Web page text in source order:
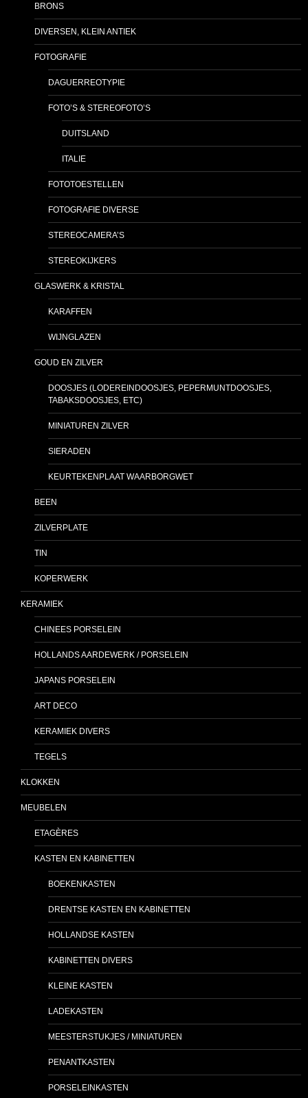
BRONS
DIVERSEN, KLEIN ANTIEK
FOTOGRAFIE
DAGUERREOTYPIE
FOTO’S & STEREOFOTO’S
DUITSLAND
ITALIE
FOTOTOESTELLEN
FOTOGRAFIE DIVERSE
STEREOCAMERA’S
STEREOKIJKERS
GLASWERK & KRISTAL
KARAFFEN
WIJNGLAZEN
GOUD EN ZILVER
DOOSJES (LODEREINDOOSJES, PEPERMUNTDOOSJES,
TABAKSDOOSJES, ETC)
MINIATUREN ZILVER
SIERADEN
KEURTEKENPLAAT WAARBORGWET
BEEN
ZILVERPLATE
TIN
KOPERWERK
KERAMIEK
CHINEES PORSELEIN
HOLLANDS AARDEWERK / PORSELEIN
JAPANS PORSELEIN
ART DECO
KERAMIEK DIVERS
TEGELS
KLOKKEN
MEUBELEN
ETAGÈRES
KASTEN EN KABINETTEN
BOEKENKASTEN
DRENTSE KASTEN EN KABINETTEN
HOLLANDSE KASTEN
KABINETTEN DIVERS
KLEINE KASTEN
LADEKASTEN
MEESTERSTUKJES / MINIATUREN
PENANTKASTEN
PORSELEINKASTEN